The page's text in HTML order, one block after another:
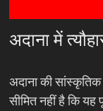
अदाना में
अदाना की
सीमित नहीं है कि